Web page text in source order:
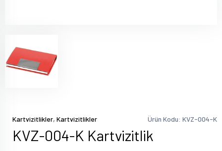
Kartvizitlikler, Kartvizitlikler Ürün Kodu: KVZ-004-K
KVZ-004-K Kartvizitlik